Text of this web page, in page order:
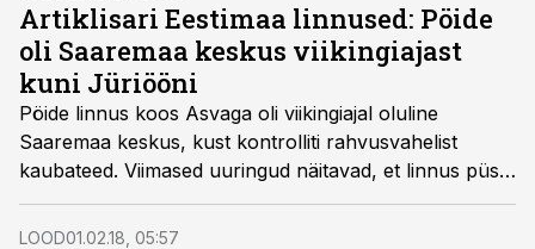
Artiklisari Eestimaa linnused: Pöide
oli Saaremaa keskus viikingiajast
kuni Jüriööni
Pöide linnus koos Asvaga oli viikingiajal oluline
Saaremaa keskus, kust kontrolliti rahvusvahelist
kaubateed. Viimased uuringud näitavad, et linnus püsis
kasutuses Jüriöö ülestõsuni. Kas linnuse peremees
võis sellel ajal olla ka eesti soost ülikuperekond?
LOOD01.02.18, 05:57